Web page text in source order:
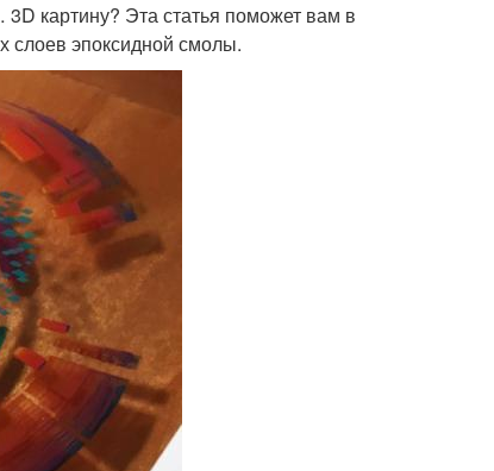
3D картину? Эта статья поможет вам в
слоев эпоксидной смолы.